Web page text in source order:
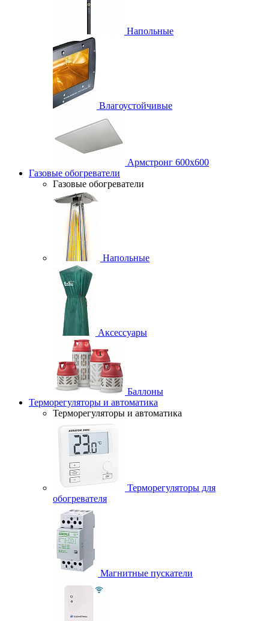
Напольные
Влагоустойчивые
Армстронг 600х600
Газовые обогреватели
Газовые обогреватели
Напольные
Аксессуары
Баллоны
Терморегуляторы и автоматика
Терморегуляторы и автоматика
Терморегуляторы для
обогревателя
Магнитные пускатели